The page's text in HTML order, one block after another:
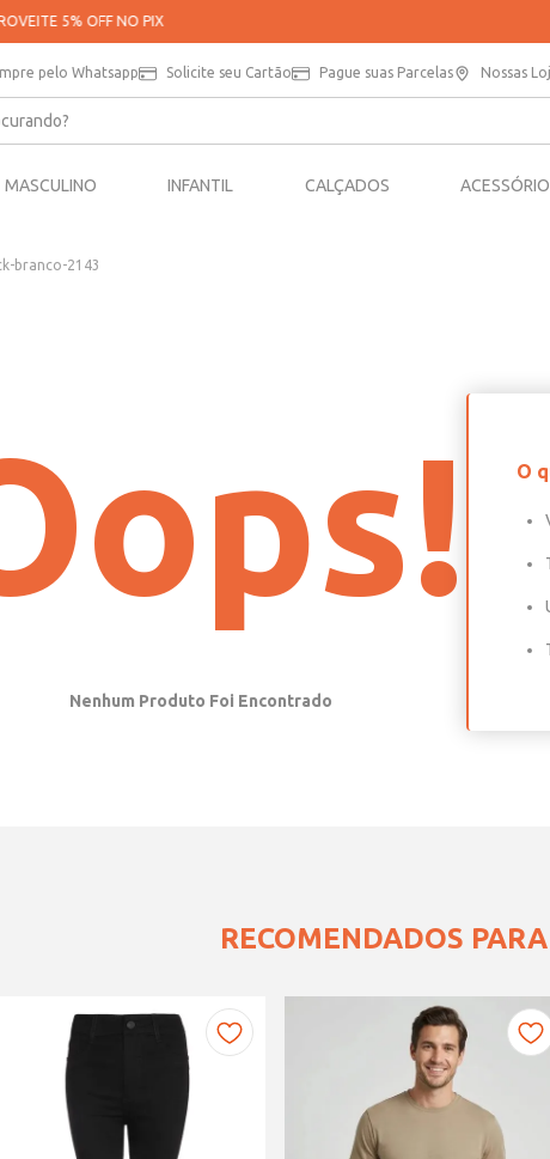
pelo Whatsapp Solicite seu Cartão Pague suas Parcelas Nossas
MASCULINO INFANTIL CALÇADOS
branco-2143
O
RECOMENDADOS